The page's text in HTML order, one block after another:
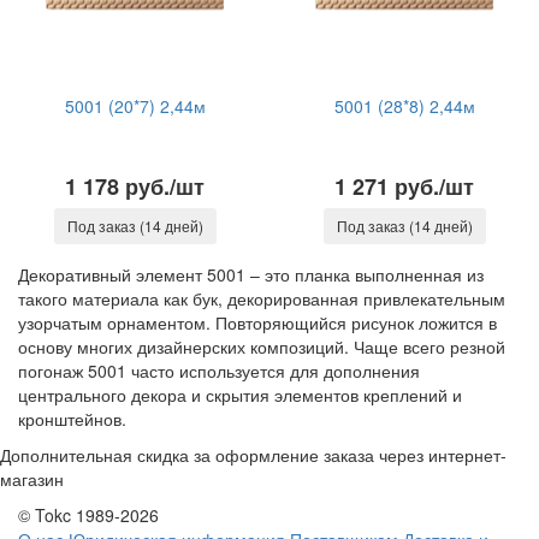
5001 (20*7) 2,44м
1 178 руб./шт
Под заказ (14 дней)
5001 (28*8) 2,44м
1 271 руб./шт
Под заказ (14 дней)
Декоративный элемент 5001 – это планка выполненная из
такого материала как бук, декорированная привлекательным
узорчатым орнаментом. Повторяющийся рисунок ложится в
основу многих дизайнерских композиций. Чаще всего резной
погонаж 5001 часто используется для дополнения
центрального декора и скрытия элементов креплений и
кронштейнов.
Дополнительная скидка за оформление заказа через интернет-
магазин
© Tokc 1989-2026